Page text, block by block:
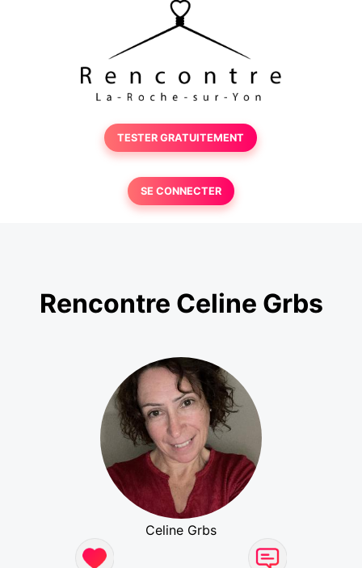
TESTER GRATUITEMENT
SE CONNECTER
Rencontre Celine Grbs
Celine Grbs